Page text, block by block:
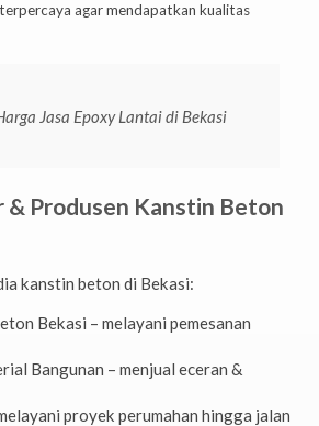
agar mendapatkan kualitas
Jasa Epoxy Lantai di Bekasi
& Produsen Kanstin Beton
kanstin beton di Bekasi:
Bekasi – melayani pemesanan
Bangunan – menjual eceran &
proyek perumahan hingga jalan